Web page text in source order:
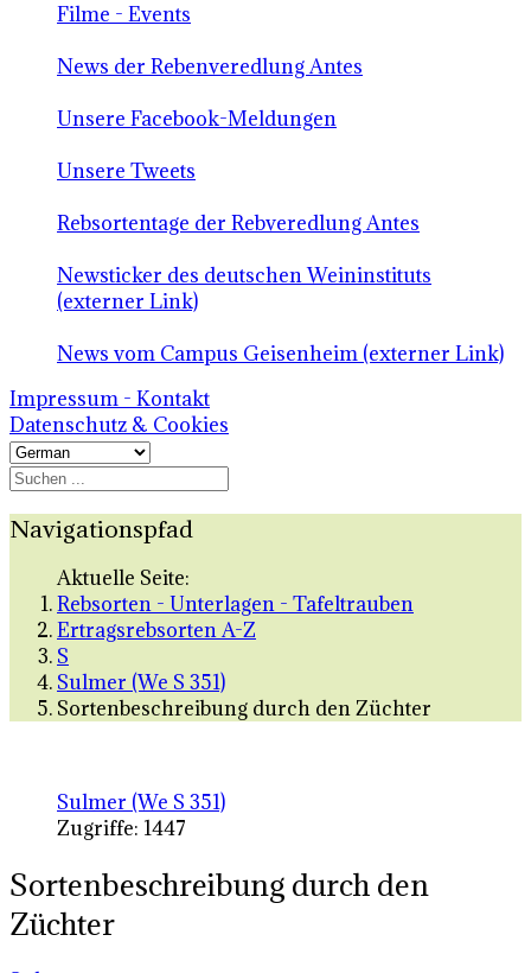
Filme - Events
News der Rebenveredlung Antes
Unsere Facebook-Meldungen
Unsere Tweets
Rebsortentage der Rebveredlung Antes
Newsticker des deutschen Weininstituts
(externer Link)
News vom Campus Geisenheim (externer Link)
Impressum - Kontakt
Datenschutz & Cookies
Navigationspfad
Aktuelle Seite:
Rebsorten - Unterlagen - Tafeltrauben
Ertragsrebsorten A-Z
S
Sulmer (We S 351)
Sortenbeschreibung durch den Züchter
Sulmer (We S 351)
Zugriffe: 1447
Sortenbeschreibung durch den
Züchter